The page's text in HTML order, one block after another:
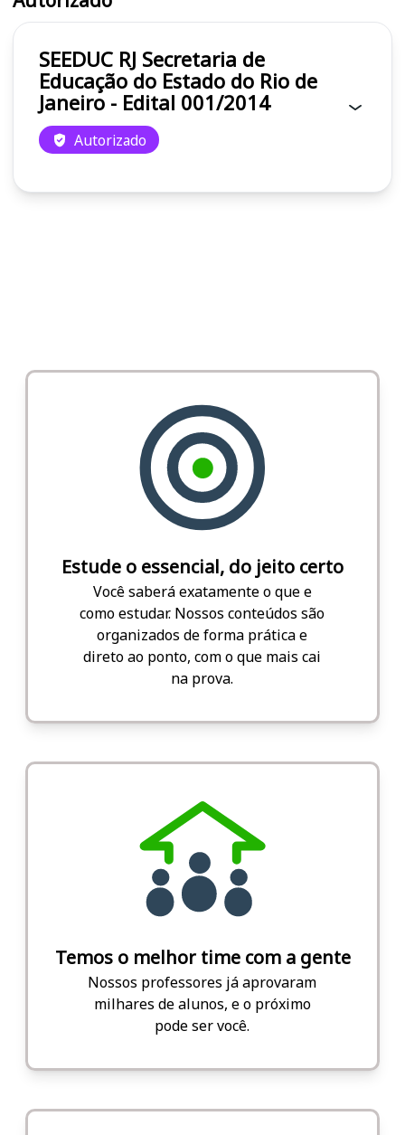
SEEDUC RJ Secretaria de
Educação do Estado do Rio de
Janeiro - Edital 001/2014
Autorizado
Estude o essencial, do jeito certo
Você saberá exatamente o que e
como estudar. Nossos conteúdos são
organizados de forma prática e
direto ao ponto, com o que mais cai
na prova.
Temos o melhor time com a gente
Nossos professores já aprovaram
milhares de alunos, e o próximo
pode ser você.